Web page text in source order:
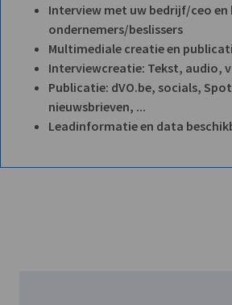
Interview met uw bedrijf/ceo en
ondernemers/beslissers
Multimediale creatie en
Interviewcreatie: Tekst, audio,
Publicatie: dVO.be, socials,
nieuwsbrieven, ...
Leadinformatie en data